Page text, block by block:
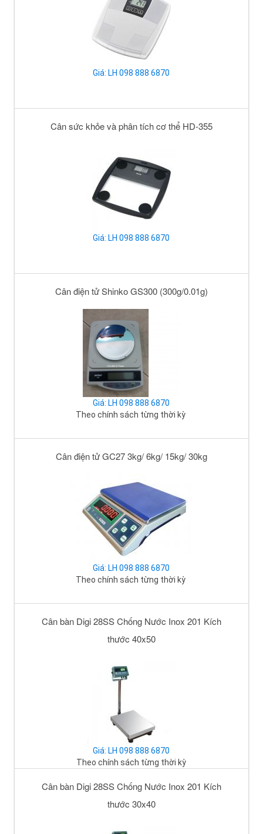
Giá: LH 098 888 6870
Cân sức khỏe và phân tích cơ thể HD-355
Giá: LH 098 888 6870
Cân điện tử Shinko GS300 (300g/0.01g)
Giá: LH 098 888 6870
Theo chính sách từng thời kỳ
Cân điện tử GC27 3kg/ 6kg/ 15kg/ 30kg
Giá: LH 098 888 6870
Theo chính sách từng thời kỳ
Cân bàn Digi 28SS Chống Nước Inox 201 Kích
thước 40x50
Giá: LH 098 888 6870
Theo chính sách từng thời kỳ
Cân bàn Digi 28SS Chống Nước Inox 201 Kích
thước 30x40